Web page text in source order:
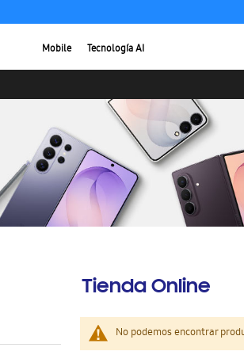
Mobile Tecnología AI
Tienda Online
No podemos encontrar